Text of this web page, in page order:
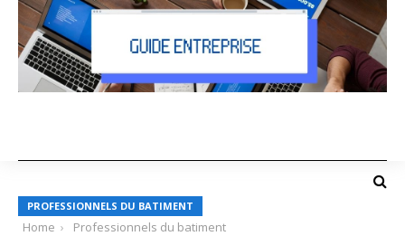
PROFESSIONNELS DU BATIMENT
Home
Professionnels du batiment